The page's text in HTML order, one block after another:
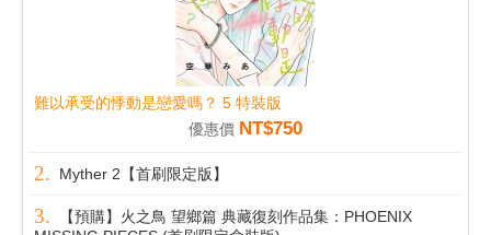
難以承受的悸動是戀愛嗎？ 5 特裝版
優惠價 NT$750
Myther 2【首刷限定版】
【預購】火之鳥 望鄉篇 典藏復刻作品集：PHOENIX